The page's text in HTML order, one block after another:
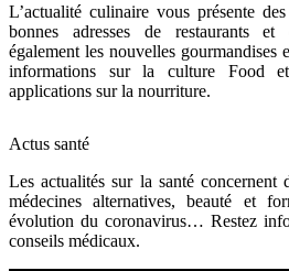
L’actualité culinaire vous présente
bonnes adresses de restaurants et
également les nouvelles gourmandises
informations sur la culture Food
applications sur la nourriture.
Actus santé
Les actualités sur la santé concernent
médecines alternatives, beauté et
évolution du coronavirus… Restez
conseils médicaux.